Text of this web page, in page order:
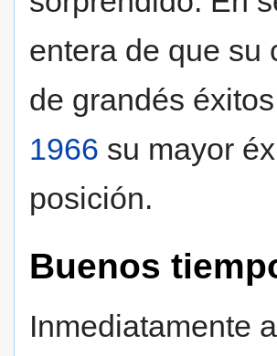
entera de que su
de grandés
1966 su mayor
posición.
Buenos
Inmediatamente